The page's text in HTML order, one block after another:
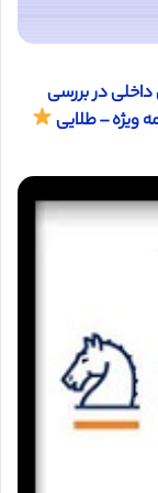
داخلی در بررسی